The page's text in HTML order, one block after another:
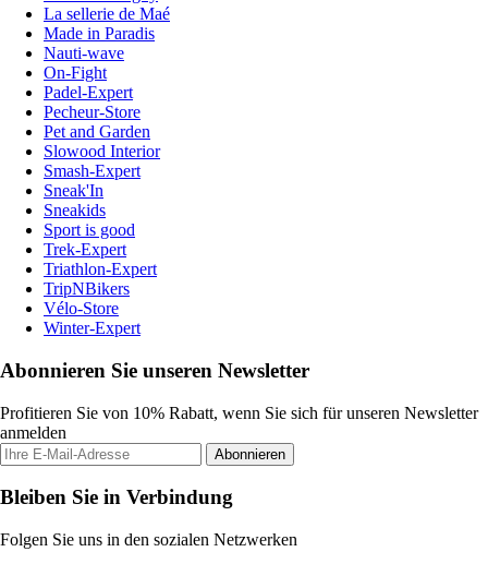
La sellerie de Maé
Made in Paradis
Nauti-wave
On-Fight
Padel-Expert
Pecheur-Store
Pet and Garden
Slowood Interior
Smash-Expert
Sneak'In
Sneakids
Sport is good
Trek-Expert
Triathlon-Expert
TripNBikers
Vélo-Store
Winter-Expert
Abonnieren Sie unseren Newsletter
Profitieren Sie von 10% Rabatt, wenn Sie sich für unseren Newsletter
anmelden
Abonnieren
Bleiben Sie in Verbindung
Folgen Sie uns in den sozialen Netzwerken